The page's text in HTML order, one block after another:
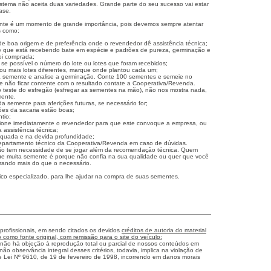
não aceita duas variedades. Grande parte do seu sucesso vai estar
é um momento de grande importância, pois devemos sempre atentar
como:
boa origem e de preferência onde o revendedor dê assistência técnica;
está recebendo bate em espécie e padrões de pureza, germinação e
comprada;
possível o número do lote ou lotes que foram recebidos;
mais lotes diferentes, marque onde plantou cada um;
e analise a germinação. Conte 100 sementes e semeie no
não ficar contente com o resultado contate a Cooperativa/Revenda.
teste do esfregão (esfregar as sementes na mão), não nos mostra nada,
semente para aferições futuras, se necessário for;
da sacaria estão boas;
imediatamente o revendedor para que este convoque a empresa, ou
assistência técnica;
e na devida profundidade;
técnico da Cooperativa/Revenda em caso de dúvidas.
tem necessidade de se jogar além da recomendação técnica. Quem
muita semente é porque não confia na sua qualidade ou quer que você
mais do que o necessário.
especializado, para lhe ajudar na compra de suas sementes.
em sendo citados os devidos créditos de autoria do material
como fonte original, com remissão para o site do veículo:
há objeção à reprodução total ou parcial de nossos conteúdos em
observância integral desses critérios, todavia, implica na violação de
Lei Nº 9610, de 19 de fevereiro de 1998, incorrendo em danos morais